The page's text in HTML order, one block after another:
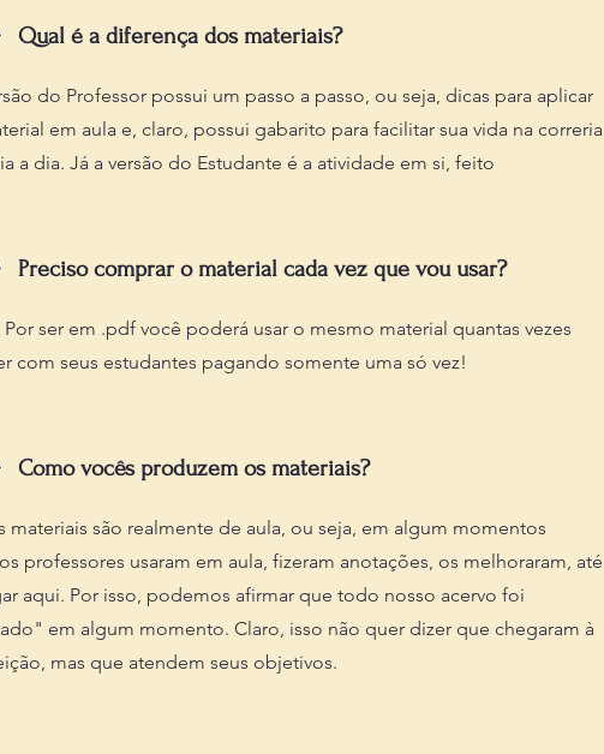
Qual é a diferença dos materiais?
do Professor possui um passo a passo, ou seja, dicas para aplicar
em aula e, claro, possui gabarito para facilitar sua vida na correria
a dia. Já a versão do Estudante é a atividade em si, feito
Preciso comprar o material cada vez que vou usar?
Por ser em .pdf você poderá usar o mesmo material quantas vezes
com seus estudantes pagando somente uma só vez!
Como vocês produzem os materiais?
materiais são realmente de aula, ou seja, em algum momentos
professores usaram em aula, fizeram anotações, os melhoraram, até
aqui. Por isso, podemos afirmar que todo nosso acervo foi
em algum momento. Claro, isso não quer dizer que chegaram à
mas que atendem seus objetivos.